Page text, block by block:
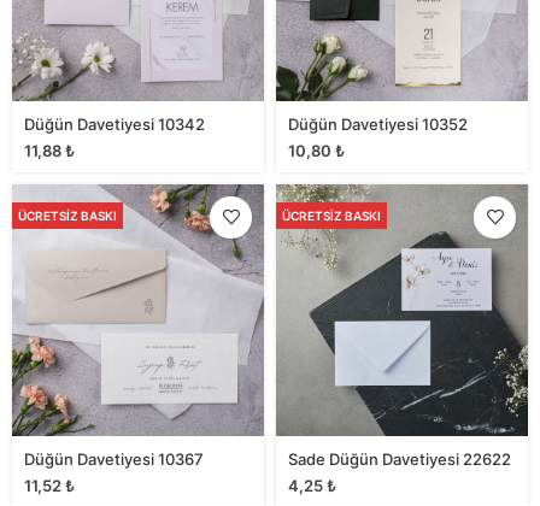
Düğün Davetiyesi 10342
11,88₺
Düğün Davetiyesi 10352
10,80 ₺
ÜCRETSIZ BASKI
Düğün Davetiyesi 10367
11,52₺
ÜCRETSIZ BASKI
Sade Düğün Davetiyesi 22622
4,25₺